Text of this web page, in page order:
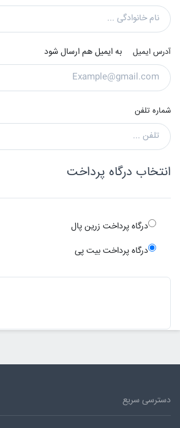
آدرس ایمیل به ایمیل هم ارسال شود
شماره تلفن
انتخاب درگاه پرداخت
درگاه پرداخت زرین پال
درگاه پرداخت بیت پی
دسترسی سریع